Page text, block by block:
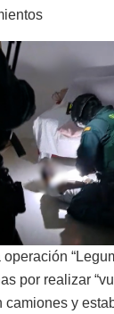
por realizar
camiones y